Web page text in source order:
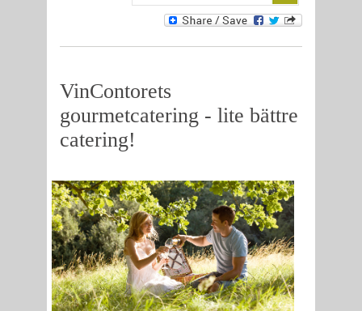
VinContorets
gourmetcatering - lite bättre
catering!